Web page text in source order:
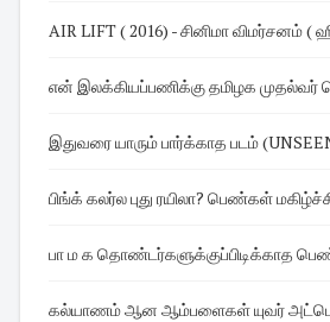
AIR LIFT ( 2016) - சினிமா விமர்சனம் (
என் இலக்கியப்பணிக்கு
இதுவரை யாரும் பார்க்காத படம்
பிங்க் கலர்ல புது ரயிலா? பெண்கள்
கல்யாணம் ஆன